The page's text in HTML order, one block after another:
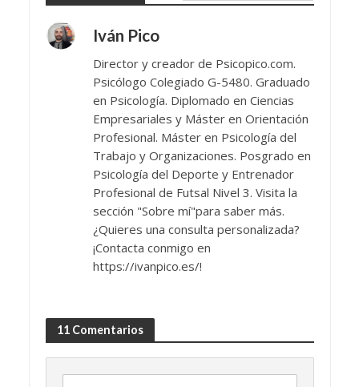
Iván Pico
Director y creador de Psicopico.com.
Psicólogo Colegiado G-5480. Graduado
en Psicología. Diplomado en Ciencias
Empresariales y Máster en Orientación
Profesional. Máster en Psicología del
Trabajo y Organizaciones. Posgrado en
Psicología del Deporte y Entrenador
Profesional de Futsal Nivel 3. Visita la
sección "Sobre mí"para saber más.
¿Quieres una consulta personalizada?
¡Contacta conmigo en
https://ivanpico.es/!
11 Comentarios